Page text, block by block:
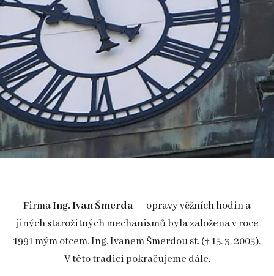
FirmaIng. Ivan Šmerda— opravy věžních hodin a
jiných starožitných mechanismů byla založena v roce
1991 mým otcem, Ing. Ivanem Šmerdou st. († 15. 3. 2005).
V této tradici pokračujeme dále.